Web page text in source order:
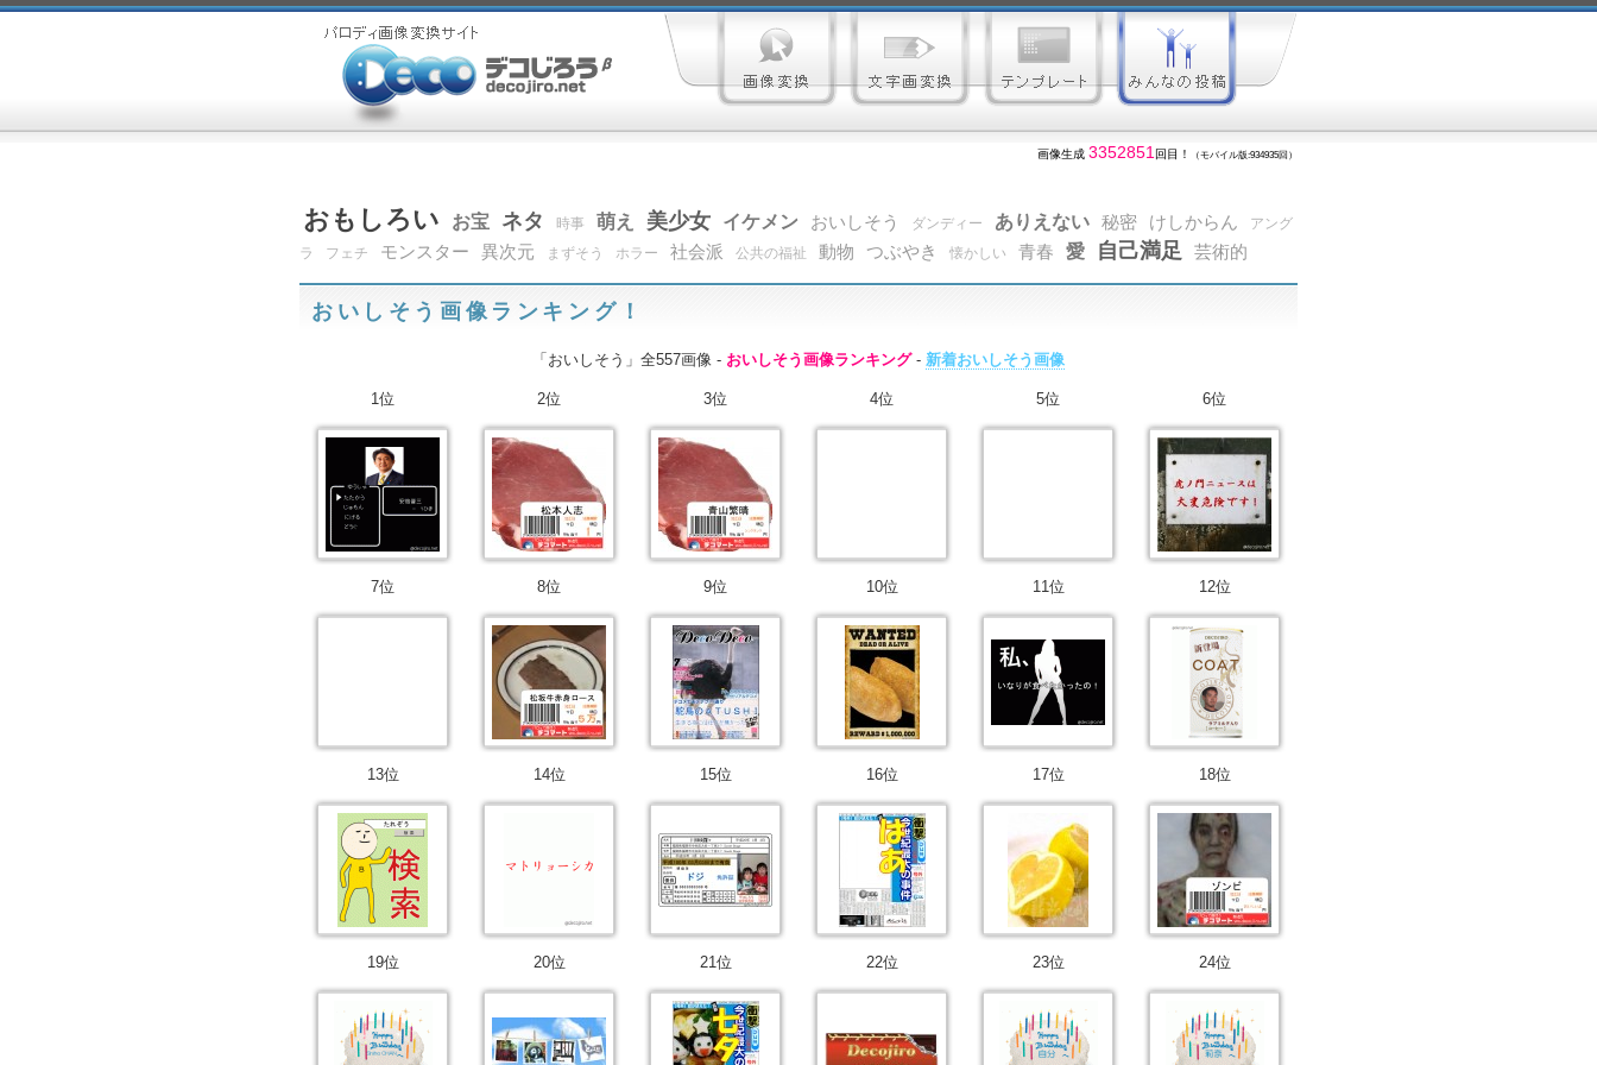
画像生成 3352851 回目！ （モバイル版:934935回）
おもしろい お宝 ネタ 時事 萌え 美少女 イケメン おいしそう ダンディー ありえない 秘密 けしからん
アング
ラ
フェチ モンスター 異次元 まずそう ホラー 社会派 公共の福祉 動物 つぶやき 懐かしい 青春 愛 自己満足 芸術的
おいしそう画像ランキング！
「おいしそう」全557画像 - おいしそう画像ランキング- 新着おいしそう画像
1位 2位 3位 4位 5位 6位
7位 8位 9位 10位 11位 12位
13位 14位 15位 16位 17位 18位
19位 20位 21位 22位 23位 24位